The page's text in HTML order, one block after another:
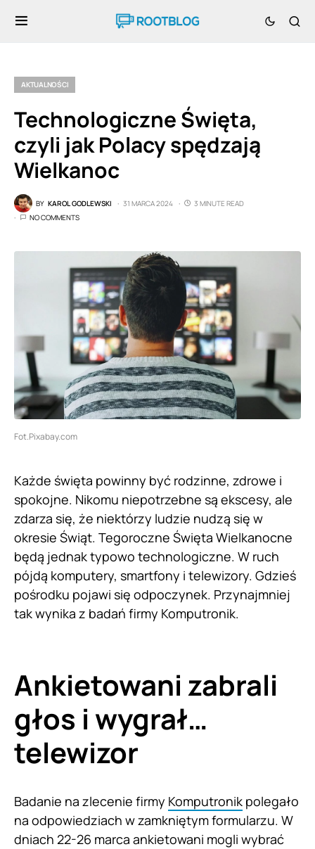
AKTUALNOŚCI
Technologiczne Święta,
czyli jak Polacy spędzają
Wielkanoc
BY KAROL GODLEWSKI 31 MARCA 2024
3 MINUTE READ
NO COMMENTS
Fot.Pixabay.com
Każde święta powinny być rodzinne, zdrowe i
spokojne. Nikomu niepotrzebne są ekscesy, ale
zdarza się, że niektórzy ludzie nudzą się w
okresie Świąt. Tegoroczne Święta Wielkanocne
będą jednak typowo technologiczne. W ruch
pójdą komputery, smartfony i telewizory. Gdzieś
pośrodku pojawi się odpoczynek. Przynajmniej
tak wynika z badań firmy Komputronik.
Ankietowani zabrali
głos i wygrał…
telewizor
Badanie na zlecenie firmy Komputronik polegało
na odpowiedziach w zamkniętym formularzu. W
dniach 22-26 marca ankietowani mogli wybrać